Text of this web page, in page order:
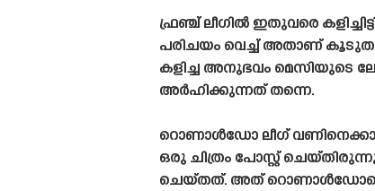
ഫ്രഞ്ച് ലീഗിൽ ഇതുവരെ
പരിചയം വെച്ച് അതാണ് കൂടുതൽ
കളിച്ച അനുഭവം മെസിയുടെ
അർഹിക്കുന്നത് തന്നെ.
റൊണാൾഡോ ലീഗ് വണിനെക്കാൾ
ഒരു ചിത്രം പോസ്റ്റ്
ചെയ്‌തത്‌. അത് റൊണാൾഡോയെ